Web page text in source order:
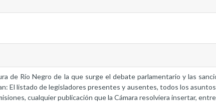
de Río Negro de la que surge el debate parlamentario y las
El listado de legisladores presentes y ausentes, todos los
cualquier publicación que la Cámara resolviera insertar,